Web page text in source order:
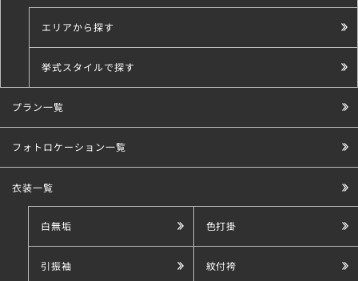
エリアから探す
挙式スタイルで探す
こだわり条件で探す
プラン一覧
フォトロケーション一覧
衣装一覧
白無垢 色打掛
引振袖 紋付袴